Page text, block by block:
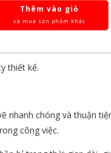
Thêm vào giỏ
và mua sản phẩm khác
thiết kế.
nhanh chóng và thuận
công việc.